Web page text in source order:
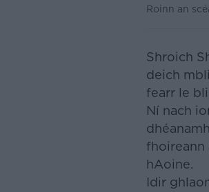
Roinn an
Shroich
deich
fearr le
Ní nach
fhoireann
hAoine.
Idir